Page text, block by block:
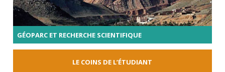
GÉOPARC ET RECHERCHE SCIENTIFIQUE
LE COINS DE L’ÉTUDIANT